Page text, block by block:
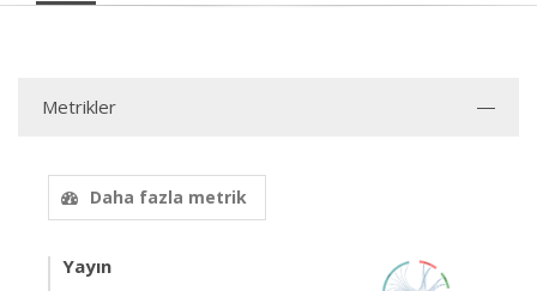
Metrikler
Daha fazla metrik
Yayın